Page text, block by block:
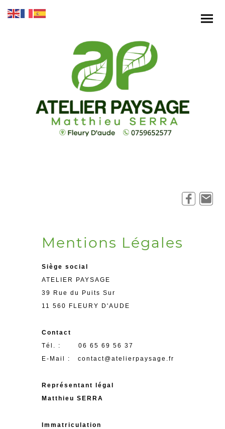
Mentions Légales
Siège social
ATELIER PAYSAGE
39 Rue du Puits Sur
11 560 FLEURY D'AUDE
Contact
Tél. : 06 65 69 56 37
E-Mail : contact@atelierpaysage.fr
Représentant légal
Matthieu SERRA
Immatriculation